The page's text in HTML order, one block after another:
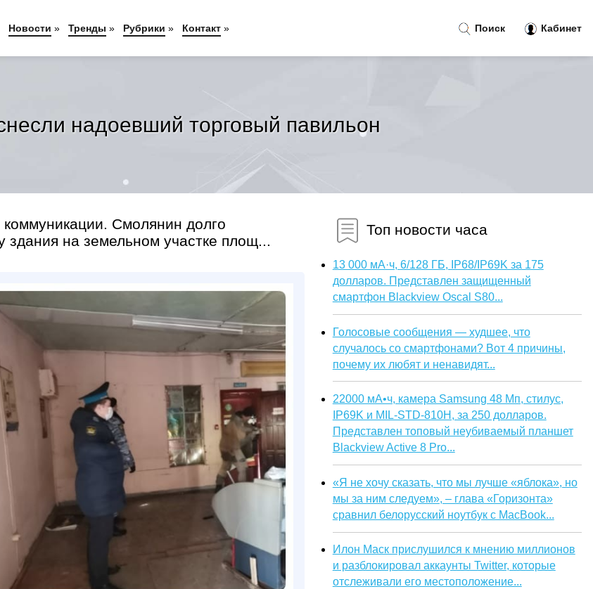
надоевший торговый павильон
Смолянин долго
здания на земельном участке площ...
Топ новости часа
13 000 мА·ч, 6/128 ГБ, IP68/IP69K за 175
долларов. Представлен защищенный
смартфон Blackview Oscal S80...
Голосовые сообщения — худшее, что
случалось со смартфонами? Вот 4 причины,
почему их любят и ненавидят...
22000 мА•ч, камера Samsung 48 Мп, стилус,
IP69K и MIL-STD-810H, за 250 долларов.
Представлен топовый неубиваемый планшет
Blackview Active 8 Pro...
«Я не хочу сказать, что мы лучше «яблока», но
мы за ним следуем», – глава «Горизонта»
сравнил белорусский ноутбук с MacBook...
Илон Маск прислушился к мнению миллионов
и разблокировал аккаунты Twitter, которые
отслеживали его местоположение...
Поиск Кабинет
Новости » Тренды » Рубрики » Контакт »